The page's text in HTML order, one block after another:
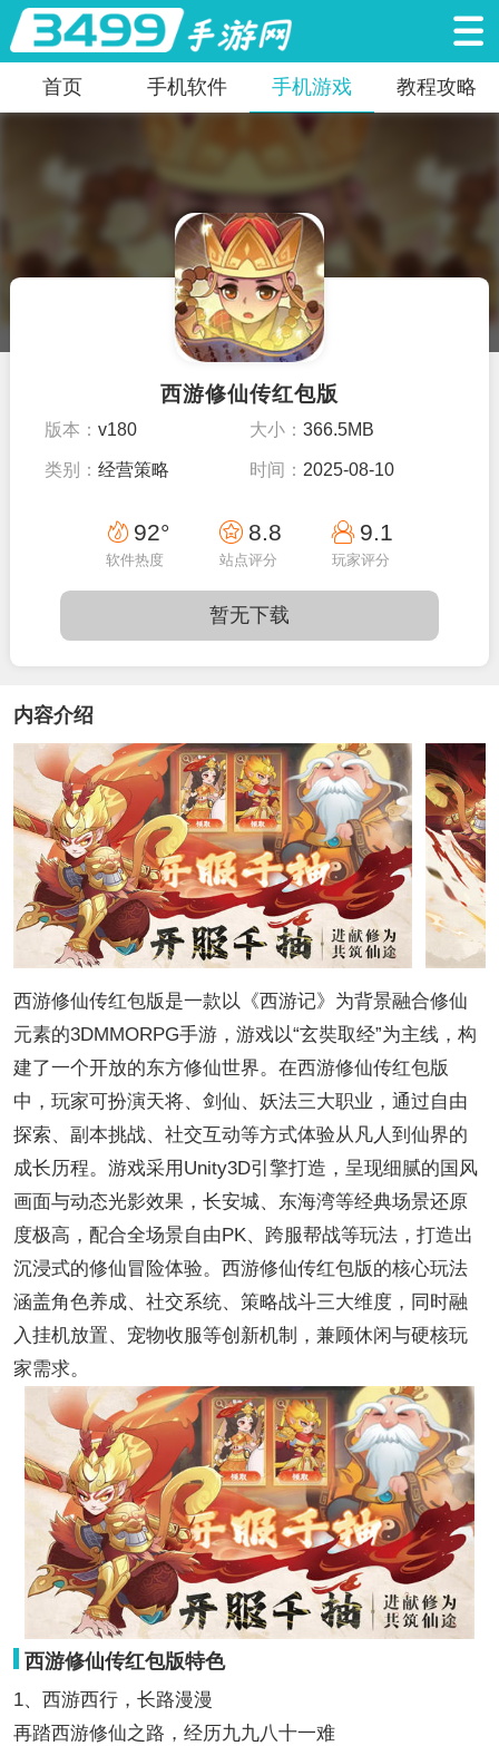
首页 手机软件 手机游戏 教程攻略
西游修仙传红包版
版本：v180 大小： 366.5MB
类别：经营策略 时间： 2025-08-10
92°
软件热度
8.8
站点评分
9.1
玩家评分
暂无下载
内容介绍
西游修仙传红包版是一款以《西游记》为背景融合修仙
元素的3DMMORPG手游，游戏以“玄奘取经”为主线，构
建了一个开放的东方修仙世界。在西游修仙传红包版
中，玩家可扮演天将、剑仙、妖法三大职业，通过自由
探索、副本挑战、社交互动等方式体验从凡人到仙界的
成长历程。游戏采用Unity3D引擎打造，呈现细腻的国风
画面与动态光影效果，长安城、东海湾等经典场景还原
度极高，配合全场景自由PK、跨服帮战等玩法，打造出
沉浸式的修仙冒险体验。西游修仙传红包版的核心玩法
涵盖角色养成、社交系统、策略战斗三大维度，同时融
入挂机放置、宠物收服等创新机制，兼顾休闲与硬核玩
家需求。
西游修仙传红包版特色
1、西游西行，长路漫漫
再踏西游修仙之路，经历九九八十一难